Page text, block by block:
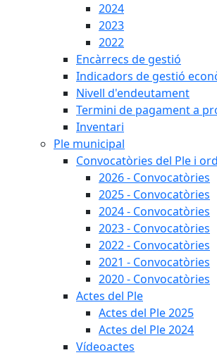
2024
2023
2022
Encàrrecs de gestió
Indicadors de gestió
Nivell d'endeutament
Termini de pagament a
Inventari
Ple municipal
Convocatòries del Ple i
2026 - Convocatòries
2025 - Convocatòries
2024 - Convocatòries
2023 - Convocatòries
2022 - Convocatòries
2021 - Convocatòries
2020 - Convocatòries
Actes del Ple
Actes del Ple 2025
Actes del Ple 2024
Vídeoactes